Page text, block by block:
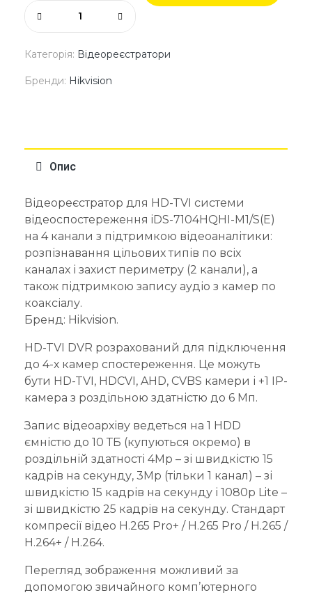
Категорія: Відеореєстратори
Бренди: Hikvision
Опис
Відеореєстратор для HD-TVI системи
відеоспостереження iDS-7104HQHI-M1/S(E)
на 4 канали з підтримкою відеоаналітики:
розпізнавання цільових типів по всіх
каналах і захист периметру (2 канали), а
також підтримкою запису аудіо з камер по
коаксіалу.
Бренд: Hikvision.
HD-TVI DVR розрахований для підключення
до 4-х камер спостереження. Це можуть
бути HD-TVI, HDCVI, AHD, CVBS камери і +1 IP-
камера з роздільною здатністю до 6 Мп.
Запис відеоархіву ведеться на 1 HDD
ємністю до 10 ТБ (купуються окремо) в
роздільній здатності 4Mp – зі швидкістю 15
кадрів на секунду, 3Mp (тільки 1 канал) – зі
швидкістю 15 кадрів на секунду і 1080p Lite –
зі швидкістю 25 кадрів на секунду. Стандарт
компресії відео H.265 Pro+ / H.265 Pro / H.265 /
H.264+ / H.264.
Перегляд зображення можливий за
допомогою звичайного комп’ютерного